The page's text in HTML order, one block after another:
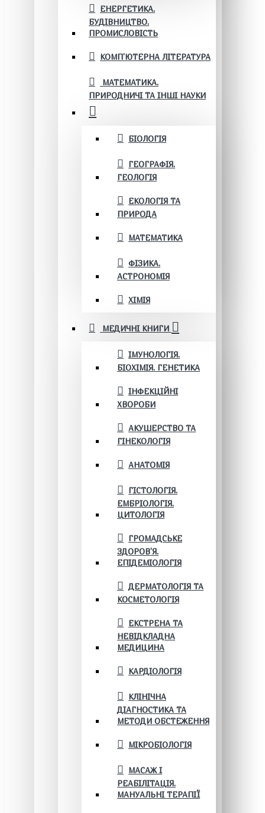
ЕНЕРГЕТИКА.
БУДІВНИЦТВО.
ПРОМИСЛОВІСТЬ
КОМП'ЮТЕРНА ЛІТЕРАТУРА
МАТЕМАТИКА.
ПРИРОДНИЧІ ТА ІНШІ НАУКИ
БІОЛОГІЯ
ГЕОГРАФІЯ.
ГЕОЛОГІЯ
ЕКОЛОГІЯ ТА
ПРИРОДА
МАТЕМАТИКА
ФІЗИКА.
АСТРОНОМІЯ
ХІМІЯ
МЕДИЧНІ КНИГИ
ІМУНОЛОГІЯ.
БІОХІМІЯ. ГЕНЕТИКА
ІНФЕКЦІЙНІ
ХВОРОБИ
АКУШЕРСТВО ТА
ГІНЕКОЛОГІЯ
АНАТОМІЯ
ГІСТОЛОГІЯ.
ЕМБРІОЛОГІЯ.
ЦИТОЛОГІЯ
ГРОМАДСЬКЕ
ЗДОРОВ’Я.
ЕПІДЕМІОЛОГІЯ
ДЕРМАТОЛОГІЯ ТА
КОСМЕТОЛОГІЯ
ЕКСТРЕНА ТА
НЕВІДКЛАДНА
МЕДИЦИНА
КАРДІОЛОГІЯ
КЛІНІЧНА
ДІАГНОСТИКА ТА
МЕТОДИ ОБСТЕЖЕННЯ
МІКРОБІОЛОГІЯ
МАСАЖ І
РЕАБІЛІТАЦІЯ.
МАНУАЛЬНІ ТЕРАПІЇ